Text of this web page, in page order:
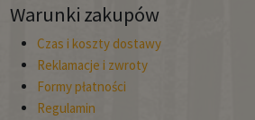
Warunki zakupów
Czas i koszty dostawy
Reklamacje i zwroty
Formy płatności
Regulamin